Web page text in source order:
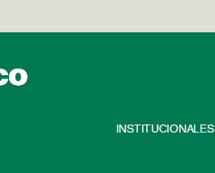
INSTITUCIONALES